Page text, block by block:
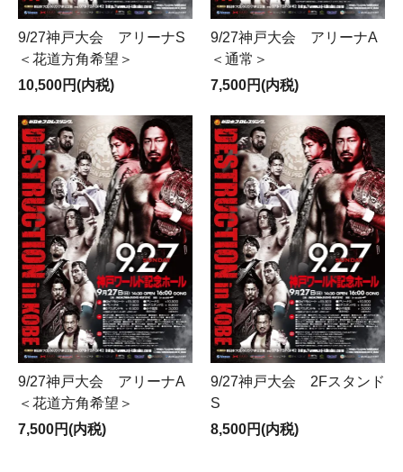
9/27神戸大会 アリーナS
＜花道方角希望＞
10,500円(内税)
9/27神戸大会 アリーナA
＜通常＞
7,500円(内税)
9/27神戸大会 アリーナA
＜花道方角希望＞
7,500円(内税)
9/27神戸大会 2Fスタンド
S
8,500円(内税)